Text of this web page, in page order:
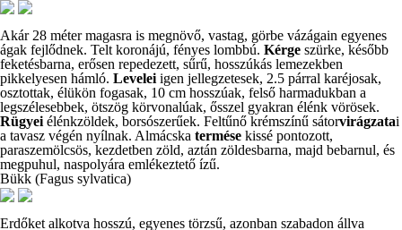
Akár 28 méter magasra is megnövő, vastag, görbe vázágain egyenes
ágak fejlődnek. Telt koronájú, fényes lombbú. Kérge szürke, később
feketésbarna, erősen repedezett, sűrű, hosszúkás lemezekben
pikkelyesen hámló. Levelei igen jellegzetesek, 2.5 párral karéjosak,
osztottak, élükön fogasak, 10 cm hosszúak, felső harmadukban a
legszélesebbek, ötszög körvonalúak, ősszel gyakran élénk vörösek.
Rügyei élénkzöldek, borsószerűek. Feltűnő krémszínű sátorvirágzatai
a tavasz végén nyílnak. Almácska termése kissé pontozott,
paraszemölcsös, kezdetben zöld, aztán zöldesbarna, majd bebarnul, és
megpuhul, naspolyára emlékeztető ízű.
Bükk (Fagus sylvatica)
Erdőket alkotva hosszú, egyenes törzsű, azonban szabadon állva